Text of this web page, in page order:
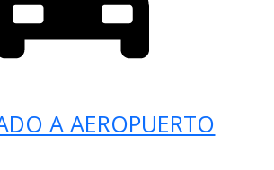
A AEROPUERTO